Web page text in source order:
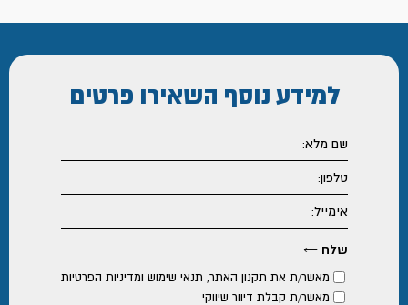
למידע נוסף השאירו פרטים
מאשר/ת את תקנון האתר, תנאי שימוש ומדיניות הפרטיות
מאשר/ת קבלת דיוור שיווקי